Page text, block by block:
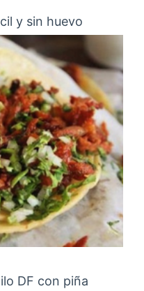
y sin huevo
DF con piña